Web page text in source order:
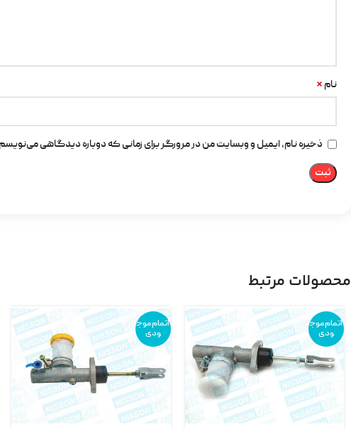
نام *
ذخیره نام، ایمیل و وبسایت من در مرورگر برای زمانی که دوباره دیدگاهی
محصولات مرتبط
اتمام موج
ودی
اتمام موج
ودی